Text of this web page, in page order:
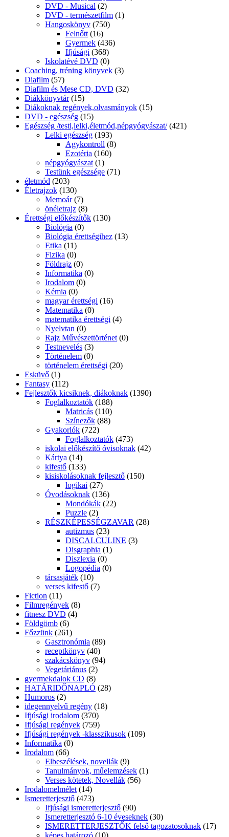
DVD - Musical (2)
DVD - természetfilm (1)
Hangoskönyv (750)
Felnőtt (16)
Gyermek (436)
Ifjúsági (368)
Iskolatévé DVD (0)
Coaching, tréning könyvek (3)
Diafilm (57)
Diafilm és Mese CD, DVD (32)
Diákkönyvtár (15)
Diákoknak regények,olvasmányok (15)
DVD - egészség (15)
Egészség /testi,lelki,életmód,népgyógyászat/ (421)
Lelki egészség (193)
Agykontroll (8)
Ezotéria (160)
népgyógyászat (1)
Testünk egészsége (71)
életmód (203)
Életrajzok (130)
Memoár (7)
önéletrajz (8)
Érettségi előkészítők (130)
Biológia (0)
Biológia érettségihez (13)
Etika (11)
Fizika (0)
Földrajz (0)
Informatika (0)
Irodalom (0)
Kémia (0)
magyar érettségi (16)
Matematika (0)
matematika érettségi (4)
Nyelvtan (0)
Rajz Művészettörténet (0)
Testnevelés (3)
Történelem (0)
történelem érettségi (20)
Esküvő (1)
Fantasy (112)
Fejlesztők kicsiknek, diákoknak (1390)
Foglalkoztatók (188)
Matricás (110)
Színezők (88)
Gyakorlók (722)
Foglalkoztatók (473)
iskolai előkészítő óvisoknak (42)
Kártya (14)
kifestő (133)
kisiskolásoknak fejlesztő (150)
logikai (27)
Óvodásoknak (136)
Mondókák (22)
Puzzle (2)
RÉSZKÉPESSÉGZAVAR (28)
autizmus (23)
DISCALCULINE (3)
Disgraphia (1)
Diszlexia (0)
Logopédia (0)
társasjáték (10)
verses kifestő (7)
Fiction (11)
Filmregények (8)
fitnesz DVD (4)
Földgömb (6)
Főzzünk (261)
Gasztronómia (89)
receptkönyv (40)
szakácskönyv (94)
Vegetáriánus (2)
gyermekdalok CD (8)
HATÁRIDŐNAPLÓ (28)
Humoros (2)
idegennyelvű regény (18)
Ifjúsági irodalom (370)
Ifjúsági regények (759)
Ifjúsági regények -klasszikusok (109)
Informatika (0)
Irodalom (66)
Elbeszélések, novellák (9)
Tanulmányok, műelemzések (1)
Verses kötetek, Novellák (56)
Irodalomelmélet (14)
Ismeretterjesztő (473)
Ifjúsági ismeretterjesztő (90)
Ismeretterjesztó 6-10 éveseknek (30)
ISMERETTERJESZTŐK felső tagozatosoknak (17)